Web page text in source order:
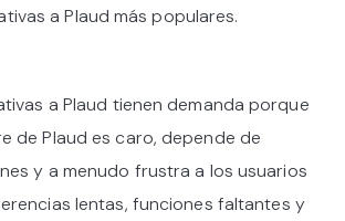
a Plaud más populares.
a Plaud tienen demanda porque
de Plaud es caro, depende de
y a menudo frustra a los usuarios
lentas, funciones faltantes y